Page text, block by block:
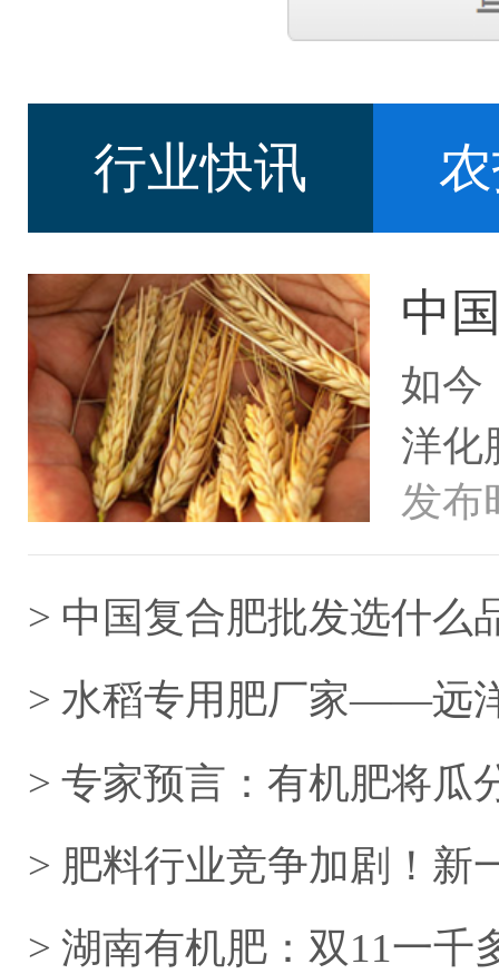
行业快讯
中
如今
洋化
海外
发布
> 中国复合肥批发选什么
> 水稻专用肥厂家——远
> 专家预言：有机肥将瓜
> 肥料行业竞争加剧！新
立足？
> 湖南有机肥：双11一千